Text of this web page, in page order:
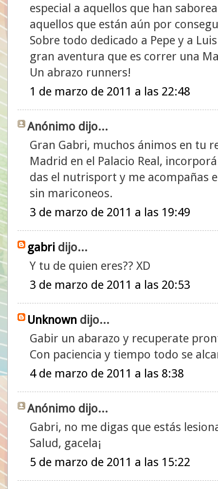
especial a aquellos que han
aquellos que están aún por
Sobre todo dedicado a Pepe y a
gran aventura que es correr una
Un abrazo runners!
1 de marzo de 2011 a las 22:48
Anónimo dijo...
Gran Gabri, muchos ánimos en tu
Madrid en el Palacio Real,
das el nutrisport y me acompañas
sin mariconeos.
3 de marzo de 2011 a las 19:49
gabri dijo...
Y tu de quien eres?? XD
3 de marzo de 2011 a las 20:53
Unknown dijo...
Gabir un abarazo y recuperate
Con paciencia y tiempo todo se
4 de marzo de 2011 a las 8:38
Anónimo dijo...
Gabri, no me digas que estás
Salud, gacela¡
5 de marzo de 2011 a las 15:22